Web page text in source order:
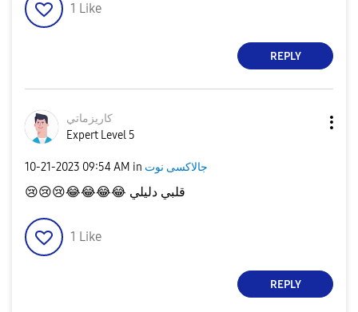
1 Like
REPLY
كاريزماتي
Expert Level 5
‎10-21-2023 09:54 AM in جالاكسى نوت
😢😢😢😂😂😂😂 قلبي دليلي
1 Like
REPLY